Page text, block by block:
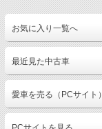
お気に入り一覧へ
最近見た中古車
愛車を売る（PCサイト）